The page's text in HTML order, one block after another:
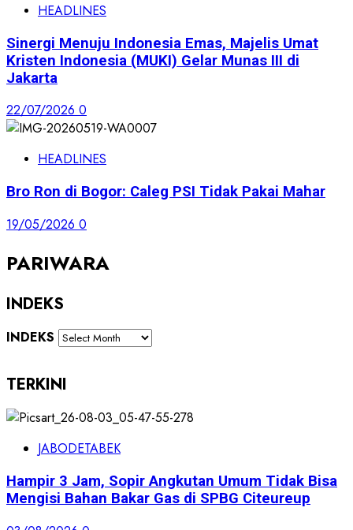
HEADLINES
Sinergi Menuju Indonesia Emas, Majelis Umat
Kristen Indonesia (MUKI) Gelar Munas III di
Jakarta
22/07/2026 0
HEADLINES
Bro Ron di Bogor: Caleg PSI Tidak Pakai Mahar
19/05/2026 0
PARIWARA
INDEKS
INDEKS
TERKINI
JABODETABEK
Hampir 3 Jam, Sopir Angkutan Umum Tidak Bisa
Mengisi Bahan Bakar Gas di SPBG Citeureup